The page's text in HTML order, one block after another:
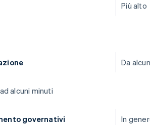
Più alto
Da
alcuni minuti
governativi In